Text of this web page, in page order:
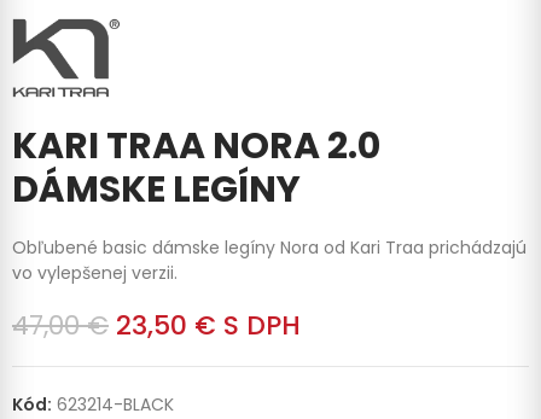
KARI TRAA NORA 2.0
DÁMSKE LEGÍNY
Obľubené basic dámske legíny Nora od Kari Traa prichádzajú
vo vylepšenej verzii.
47,00 € 23,50 € S DPH
Kód: 623214-BLACK